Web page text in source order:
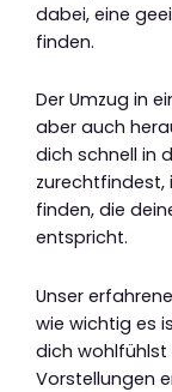
dabei, eine
finden.
Der Umzug in
aber auch
dich schnell in
zurechtfindest,
finden, die
entspricht.
Unser
wie wichtig es
dich wohlfühlst
Vorstellungen